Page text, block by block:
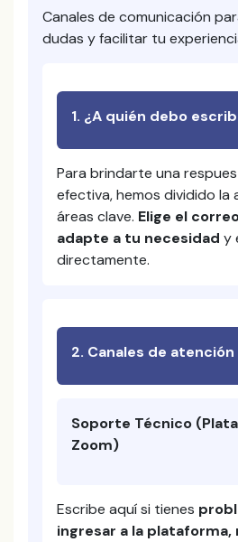
Canales de comunicación
dudas y facilitar tu
1. ¿A quién debo
Para brindarte una
efectiva, hemos dividido la
áreas clave. Elige el
adapte a tu necesidad y
directamente.
2. Canales de atención
Soporte Técnico
Zoom)
Escribe aquí si tienes
ingresar a la plataforma,